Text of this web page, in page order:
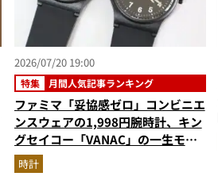
2026/07/20 19:00
特集 月間人気記事ランキング
ファミマ「妥協感ゼロ」コンビニエ
ンスウェアの1,998円腕時計、キン
グセイコー「VANAC」の一生モ
ノ…ほか【時計の人気記事ランキン
グベスト3】（2026年6月版）
時計